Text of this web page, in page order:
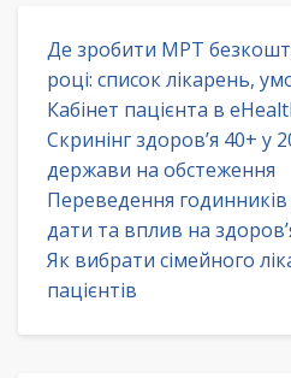
Де зробити МРТ
році: список лікарень,
Кабінет пацієнта в
Скринінг здоров’я 40+ у
держави на обстеження
Переведення годинників
дати та вплив на
Як вибрати сімейного
пацієнтів